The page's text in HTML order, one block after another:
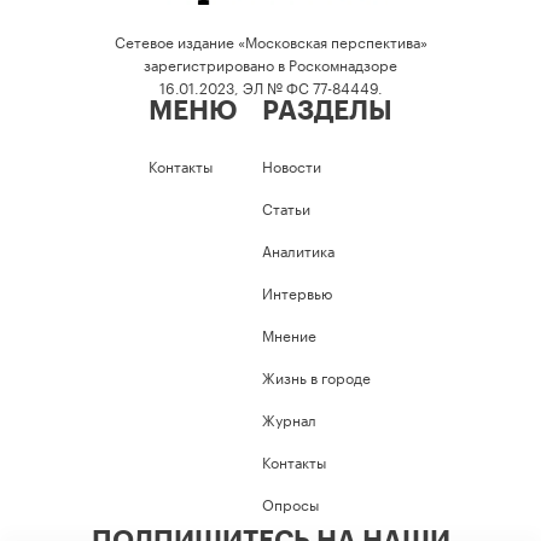
Сетевое издание «Московская перспектива»
зарегистрировано в Роскомнадзоре
16.01.2023, ЭЛ № ФС 77-84449.
МЕНЮ
Контакты
РАЗДЕЛЫ
Новости
Статьи
Аналитика
Интервью
Мнение
Жизнь в городе
Журнал
Контакты
Опросы